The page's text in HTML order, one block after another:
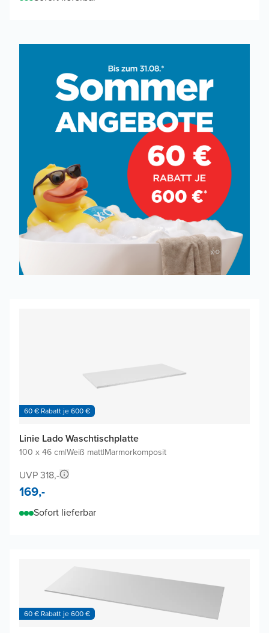
60 € Rabatt je 600 €
Linie Lado Waschtischplatte
100 x 46 cm|Weiß matt|Marmorkomposit
UVP 318,-
169,-
Sofort lieferbar
60 € Rabatt je 600 €